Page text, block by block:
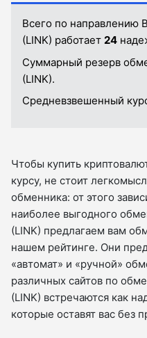
Всего по направлению
(LINK) работает 24
Суммарный резерв
(LINK).
Средневзвешенный
Чтобы купить
курсу, не стоит
обменника: от этого
наиболее выгодного
(LINK) предлагаем вам
нашем рейтинге. Они
«автомат» и «ручной»
различных сайтов по
(LINK) встречаются как
которые оставят вас без